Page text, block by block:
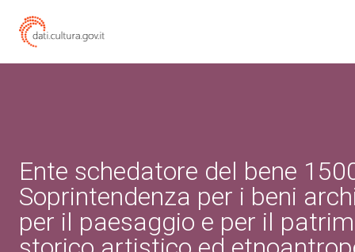
Ente schedatore del bene
Soprintendenza per i beni
per il paesaggio e per il